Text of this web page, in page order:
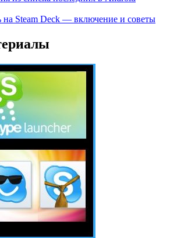
на Steam Deck — включение и советы